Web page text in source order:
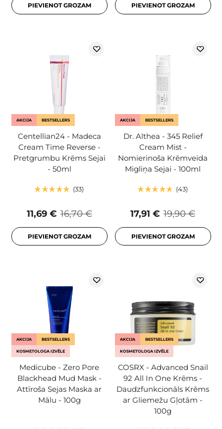
PIEVIENOT GROZAM PIEVIENOT GROZAM
AKCIJA BESTSELLERS
Centellian24 - Madeca
Cream Time Reverse -
Pretgrumbu Krēms Sejai
- 50ml
33
16,70 €
11,69 €
PIEVIENOT GROZAM
AKCIJA BESTSELLERS
Dr. Althea - 345 Relief
Cream Mist -
Nomierinoša Krēmveida
Migliņa Sejai - 100ml
43
19,90 €
17,91 €
PIEVIENOT GROZAM
AKCIJA BESTSELLERS
KOSMETOLOGA IZVĒLE
Medicube - Zero Pore
Blackhead Mud Mask -
Attīroša Sejas Maska ar
Mālu - 100g
AKCIJA BESTSELLERS
KOSMETOLOGA IZVĒLE
COSRX - Advanced Snail
92 All In One Krēms -
Daudzfunkcionāls Krēms
ar Gliemežu Gļotām -
100g